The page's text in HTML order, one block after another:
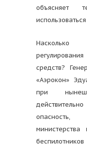
объясняет
средств?
«Аэрокон»
при